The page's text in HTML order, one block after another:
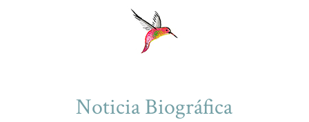
Noticia Biográfica